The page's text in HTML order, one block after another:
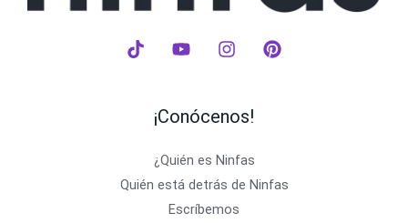
¡Conócenos!
¿Quién es Ninfas
Quién está detrás de Ninfas
Escríbemos